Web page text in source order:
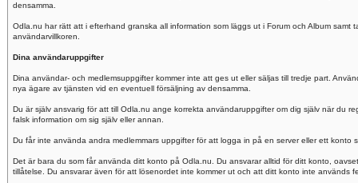
densamma.
Odla.nu har rätt att i efterhand granska all information som läggs ut i Forum och Album samt
användarvillkoren.
Dina användaruppgifter
Dina användar- och medlemsuppgifter kommer inte att ges ut eller säljas till tredje part.
nya ägare av tjänsten vid en eventuell försäljning av densamma.
Du är själv ansvarig för att till Odla.nu ange korrekta användaruppgifter om dig själv när du
falsk information om sig själv eller annan.
Du får inte använda andra medlemmars uppgifter för att logga in på en server eller ett konto
Det är bara du som får använda ditt konto på Odla.nu. Du ansvarar alltid för ditt konto,
tillåtelse. Du ansvarar även för att lösenordet inte kommer ut och att ditt konto inte används